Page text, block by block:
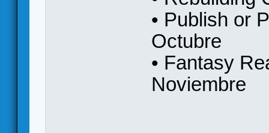
• Publish or
Octubre
• Fantasy
Noviembre